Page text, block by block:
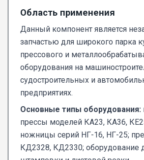
Область применения
Данный компонент является
запчастью для широкого парка
прессового и
оборудования на
судостроительных и
предприятиях.
Основные типы оборудования:
прессы моделей КА23, КА36,
ножницы серий НГ-16, НГ-25;
КД2328, КД2330; оборудование